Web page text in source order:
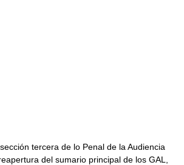
tercera de lo Penal de la Audiencia
del sumario principal de los GAL,